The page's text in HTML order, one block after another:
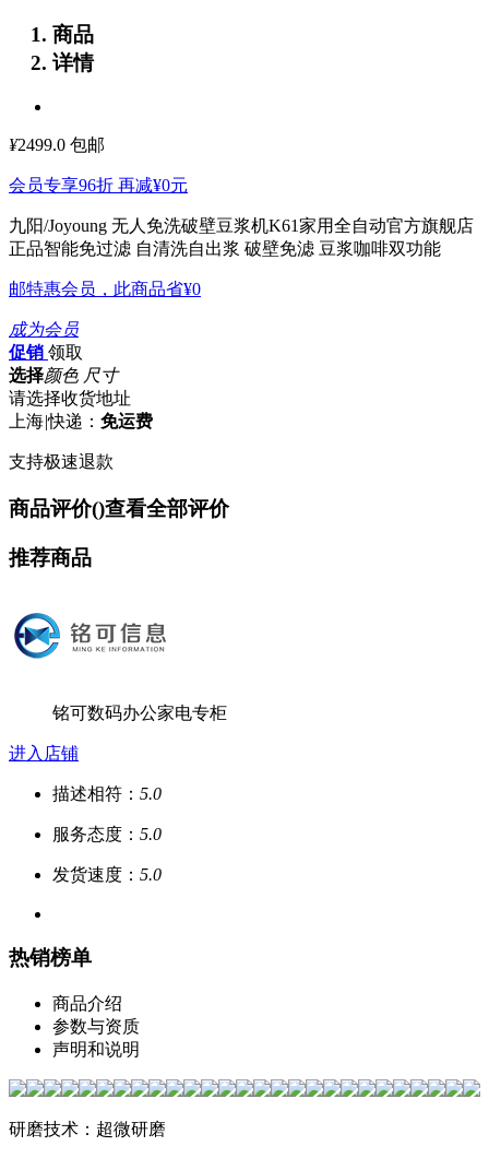
商品
详情
¥2499.0 包邮
会员专享96折 再减¥0元
九阳/Joyoung 无人免洗破壁豆浆机K61家用全自动官方旗舰店
正品智能免过滤 自清洗自出浆 破壁免滤 豆浆咖啡双功能
邮特惠会员，此商品省¥0
成为会员
促销 领取
选择颜色 尺寸
请选择收货地址
上海|快递： 免运费
支持极速退款
商品评价()查看全部评价
推荐商品
铭可数码办公家电专柜
进入店铺
描述相符： 5.0
服务态度： 5.0
发货速度： 5.0
热销榜单
商品介绍
参数与资质
声明和说明
研磨技术：超微研磨